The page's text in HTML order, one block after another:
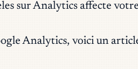
sur Analytics affecte
Analytics, voici un